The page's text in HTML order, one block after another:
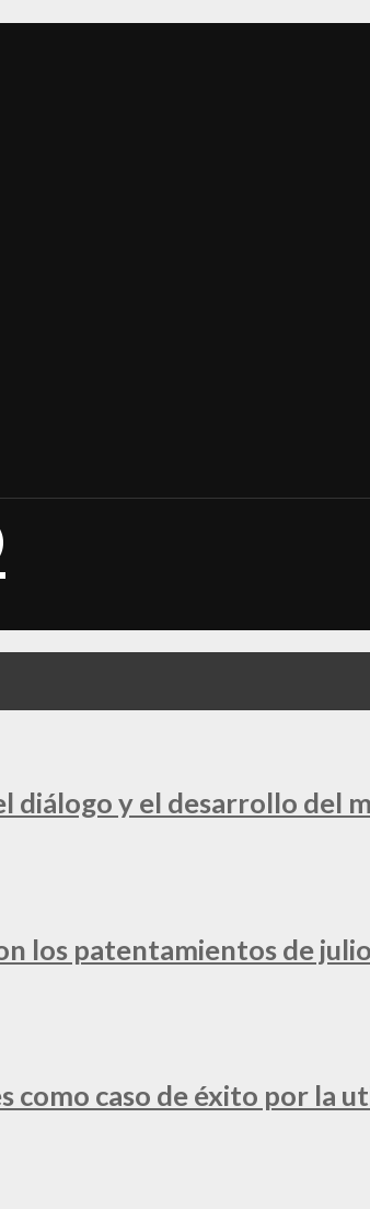
diálogo y el desarrollo del
los patentamientos de julio
como caso de éxito por la